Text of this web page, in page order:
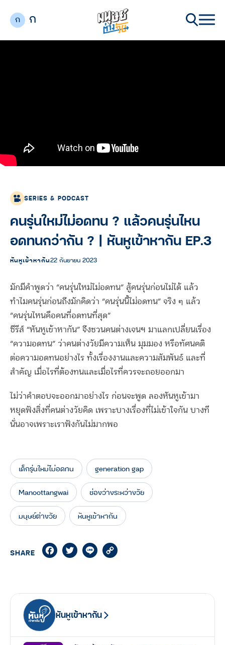
ก ก
SERIES & PODCAST
คนรุ่นใหม่ไม่อดทน ? แล้วคนรุ่นไหน
อดทนกว่ากัน ? | หันหูเข้าหากัน EP.3
หันหูเข้าหากัน22 กันยายน 2023
มักมีคำพูดว่า “คนรุ่นใหม่ไม่อดทน” สู้คนรุ่นก่อนไม่ได้ แล้ว
ทำไมคนรุ่นก่อนถึงมักคิดว่า “คนรุ่นนี้ไม่อดทน” จริง ๆ แล้ว
“คนรุ่นไหนคือคนที่อดทนที่สุด”
ซีรีส์ “หันหูเข้าหากัน” จึงชวนคนต่างเจนฯ มาแลกเปลี่ยนเรื่อง
“ความอดทน” ว่าคนต่างวัยมีความเห็น มุมมอง หรือทัศนคติ
ต่อความอดทนอย่างไร ทั้งเรื่องงานและความสัมพันธ์ และที่
สำคัญ เมื่อไรที่ต้องทนและเมื่อไรที่ควรจะถอยออกมา
ไม่ว่าคำตอบจะออกมาอย่างไร ก่อนจะพูด ลองหันหูเข้ามา
หยุดฟังสิ่งที่คนต่างวัยคิด เพราะบางเรื่องที่ไม่เข้าใจกัน บางที
นั่นอาจเพราะเราฟังกันไม่มากพอ
เด็กรุ่นใหม่ไม่อดทน generation gap
Manoottangwai ช่องว่างระหว่างวัย
มนุษย์ต่างวัย หันหูเข้าหากัน
SHARE FacebookTwitterLine
หันหูเข้าหากัน